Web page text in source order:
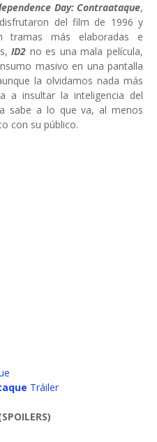
Day: Contraataque,
del film de 1996 y
tramas más elaboradas e
ID2 no es una mala película,
masivo en una pantalla
la olvidamos nada más
a insultar la inteligencia del
sabe a lo que va, al menos
con su público.
Tráiler